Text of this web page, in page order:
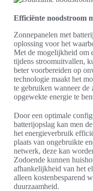
Efficiënte noodstroom
Zonnepanelen met
oplossing voor het
Met de mogelijkheid om
tijdens stroomuitvallen,
beter voorbereiden op
technologie maakt het
te gebruiken wanneer
opgewekte energie te
Door een optimale
batterijopslag kan men
het energieverbruik
plaats van ongebruikte
netwerk, deze kan
Zodoende kunnen
afhankelijkheid van het
alleen kostenbesparend
duurzaamheid.